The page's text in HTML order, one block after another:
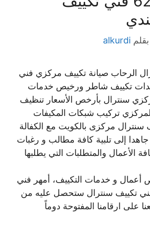
بقلم alkurdi
الرحاب صيانة تكييف مركزي فني
تكييف شاطر ورخيص خدمات
سنترال بأرخص الأسعار تنظيف
تركيب شبكات المكيفات
سنترال مركزى بالكويت مع الكفالة
إلى تلبية كافة مطالب و رغبات
الأعمال والمتطلبات التي يطلبها
أعمال و خدمات التكييف، أمهر فني
تكييف سنترال ستحصل عليه من
على ارقامنا المفتوحة دوماً